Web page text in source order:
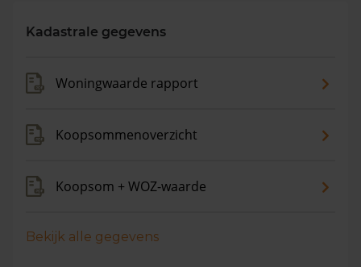
Kadastrale gegevens
Woningwaarde rapport
Koopsommenoverzicht
Koopsom + WOZ-waarde
Bekijk alle gegevens